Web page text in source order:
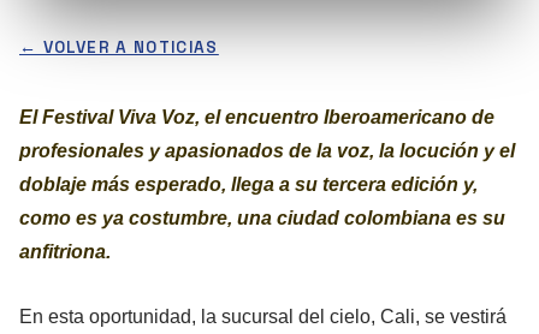
← VOLVER A NOTICIAS
El Festival Viva Voz, el encuentro Iberoamericano de
profesionales y apasionados de la voz, la locución y el
doblaje más esperado, llega a su tercera edición y,
como es ya costumbre, una ciudad colombiana es su
anfitriona.
En esta oportunidad, la sucursal del cielo, Cali, se vestirá